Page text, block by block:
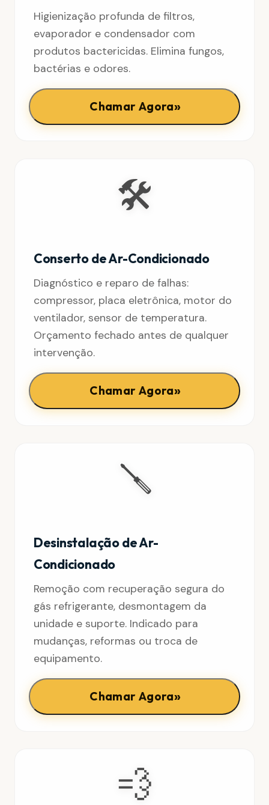
Higienização profunda de filtros,
evaporador e condensador com
produtos bactericidas. Elimina fungos,
bactérias e odores.
Chamar Agora»
🛠️
Conserto de Ar-Condicionado
Diagnóstico e reparo de falhas:
compressor, placa eletrônica, motor do
ventilador, sensor de temperatura.
Orçamento fechado antes de qualquer
intervenção.
Chamar Agora»
🪛
Desinstalação de Ar-
Condicionado
Remoção com recuperação segura do
gás refrigerante, desmontagem da
unidade e suporte. Indicado para
mudanças, reformas ou troca de
equipamento.
Chamar Agora»
💨